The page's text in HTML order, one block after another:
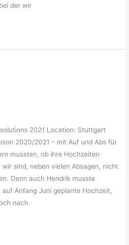
der wir
2021 Location: Stuttgart
2020/2021 – mit Auf und Abs für
mussten, ob ihre Hochzeiten
sind, neben vielen Absagen, nicht
Denn auch Hendrik musste
Anfang Juni geplante Hochzeit,
nach